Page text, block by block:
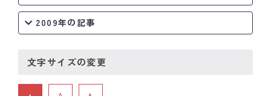
2009年の記事
文字サイズの変更